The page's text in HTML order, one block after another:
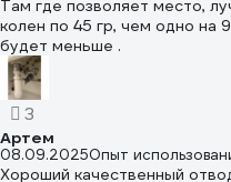
Там где позволяет место,
колен по 45 гр, чем одно на
будет меньше .
3
Артем
08.09.2025Опыт
Хороший качественный